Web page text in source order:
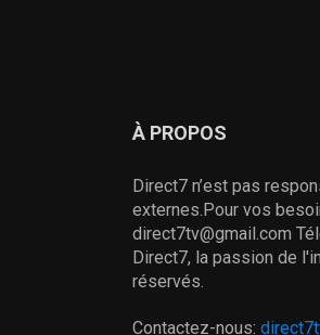
À PROPOS
Direct7 n’est pas
externes.Pour vos
direct7tv@gmail.com
Direct7, la passion de
réservés.
Contactez-nous: